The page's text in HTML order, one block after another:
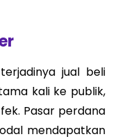
jual beli
kali ke publik,
Pasar perdana
mendapatkan